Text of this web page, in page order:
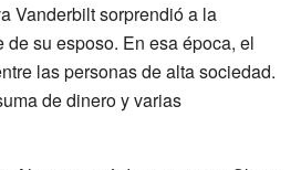
Vanderbilt sorprendió a la
su esposo. En esa época, el
las personas de alta sociedad.
de dinero y varias